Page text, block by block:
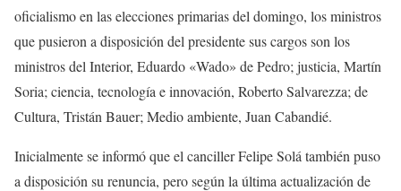
oficialismo en las elecciones primarias del domingo, los ministros
que pusieron a disposición del presidente sus cargos son los
ministros del Interior, Eduardo «Wado» de Pedro; justicia, Martín
Soria; ciencia, tecnología e innovación, Roberto Salvarezza; de
Cultura, Tristán Bauer; Medio ambiente, Juan Cabandié.
Inicialmente se informó que el canciller Felipe Solá también puso
a disposición su renuncia, pero según la última actualización de